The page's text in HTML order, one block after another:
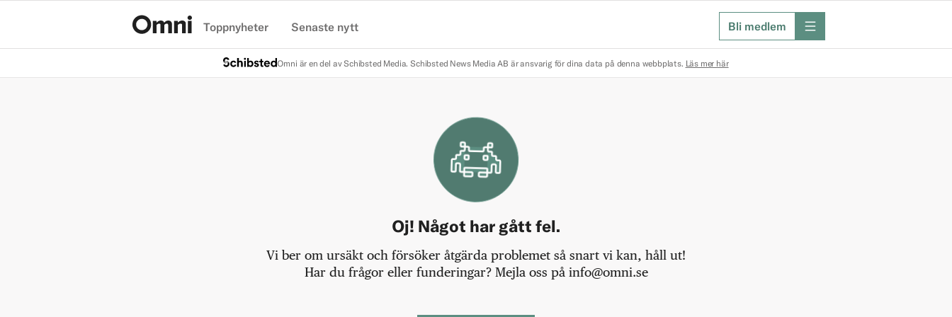
Toppnyheter Senaste nytt Bli medlem meny
Omni är en del av Schibsted Media. Schibsted News Media AB är ansvarig för dina data på denna webbplats. Läs mer här
Oj! Något har gått fel.
Vi ber om ursäkt och försöker åtgärda problemet så snart vi kan, håll ut!
Har du frågor eller funderingar? Mejla oss på info@omni.se